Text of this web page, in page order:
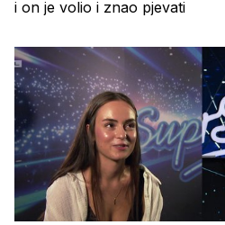
i on je volio i znao pjevati